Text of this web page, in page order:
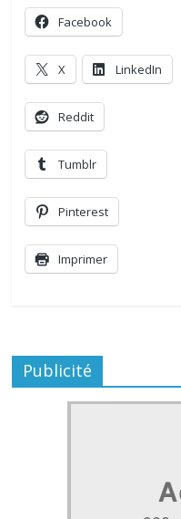
Facebook
X LinkedIn
Reddit
Tumblr
Pinterest
Imprimer
Publicité